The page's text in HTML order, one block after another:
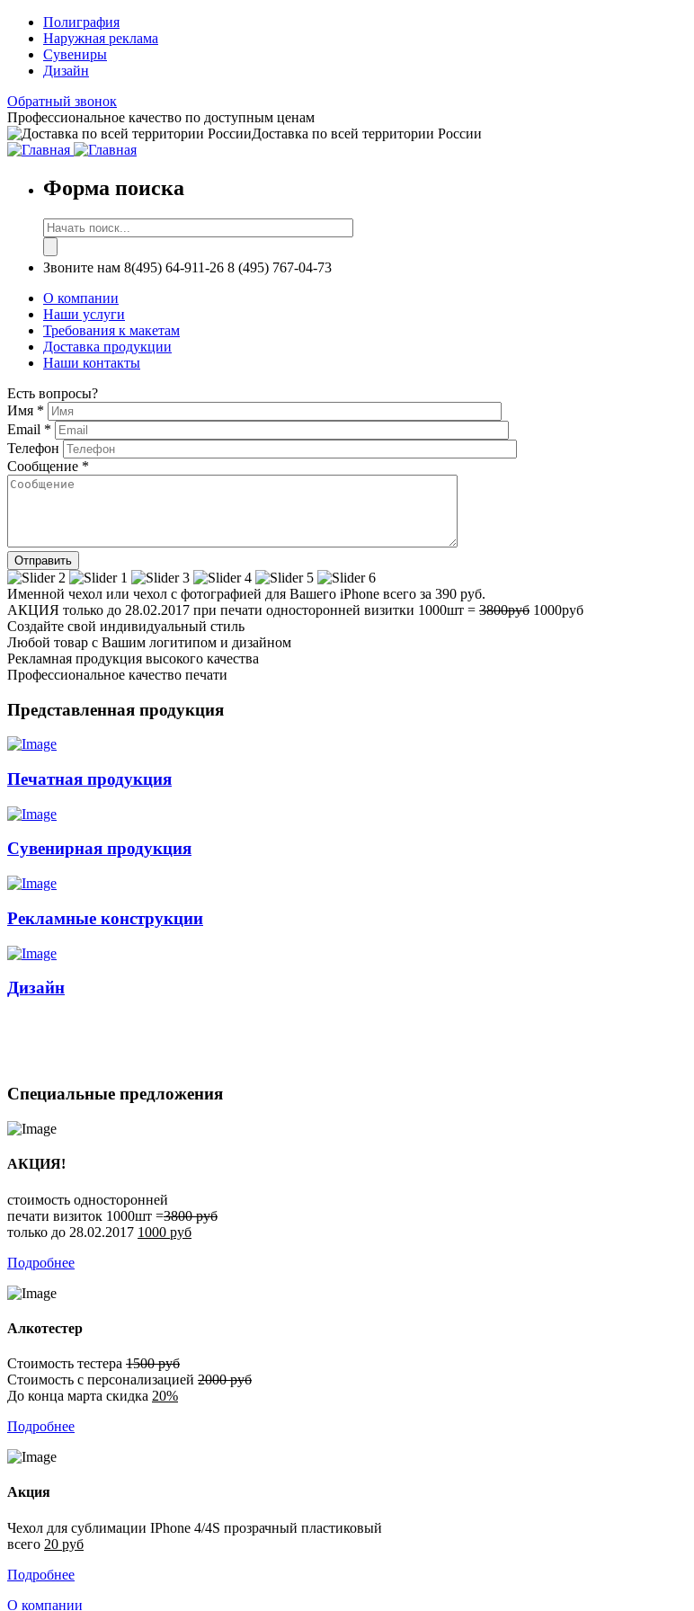
Полиграфия
Наружная реклама
Сувениры
Дизайн
Обратный звонок
Профессиональное качество по доступным ценам
Доставка по всей территории России
Форма поиска
Звоните нам 8(495) 64-911-26 8 (495) 767-04-73
О компании
Наши услуги
Требования к макетам
Доставка продукции
Наши контакты
Есть вопросы?
Имя *
Email *
Телефон
Сообщение *
Именной чехол или чехол с фотографией для Вашего iPhone всего за 390 руб.
АКЦИЯ только до 28.02.2017 при печати односторонней визитки 1000шт = 3800руб 1000руб
Создайте свой индивидуальный стиль
Любой товар с Вашим логитипом и дизайном
Рекламная продукция высокого качества
Профессиональное качество печати
Представленная продукция
Печатная продукция
Сувенирная продукция
Рекламные конструкции
Дизайн
Специальные предложения
АКЦИЯ!
стоимость односторонней
печати визиток 1000шт =3800 руб
только до 28.02.2017 1000 руб
Подробнее
Алкотестер
Стоимость тестера 1500 руб
Стоимость с персонализацией 2000 руб
До конца марта скидка 20%
Подробнее
Акция
Чехол для сублимации IPhone 4/4S прозрачный пластиковый
всего 20 руб
Подробнее
О компании